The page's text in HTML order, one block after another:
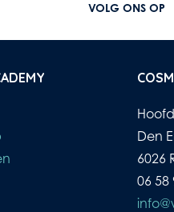
VOLG ONS OP
Den
6026
06 58